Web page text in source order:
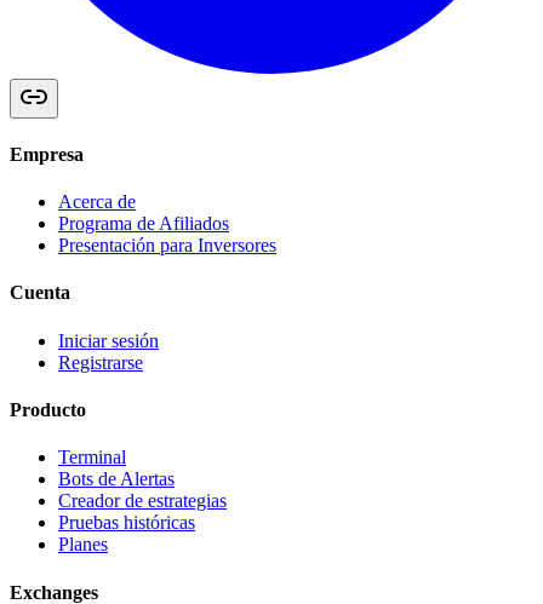
Empresa
Acerca de
Programa de Afiliados
Presentación para Inversores
Cuenta
Iniciar sesión
Registrarse
Producto
Terminal
Bots de Alertas
Creador de estrategias
Pruebas históricas
Planes
Exchanges